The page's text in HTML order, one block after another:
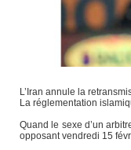
L’Iran annule la
La réglementation
Quand le sexe d’un
opposant vendredi 15